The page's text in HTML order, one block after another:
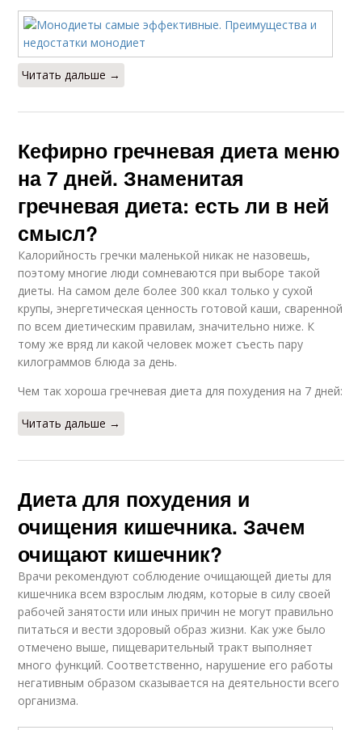
Читать дальше →
Кефирно гречневая диета меню
на 7 дней. Знаменитая
гречневая диета: есть ли в ней
смысл?
Калорийность гречки маленькой никак не назовешь,
поэтому многие люди сомневаются при выборе такой
диеты. На самом деле более 300 ккал только у сухой
крупы, энергетическая ценность готовой каши, сваренной
по всем диетическим правилам, значительно ниже. К
тому же вряд ли какой человек может съесть пару
килограммов блюда за день.
Чем так хороша гречневая диета для похудения на 7 дней:
Читать дальше →
Диета для похудения и
очищения кишечника. Зачем
очищают кишечник?
Врачи рекомендуют соблюдение очищающей диеты для
кишечника всем взрослым людям, которые в силу своей
рабочей занятости или иных причин не могут правильно
питаться и вести здоровый образ жизни. Как уже было
отмечено выше, пищеварительный тракт выполняет
много функций. Соответственно, нарушение его работы
негативным образом сказывается на деятельности всего
организма.